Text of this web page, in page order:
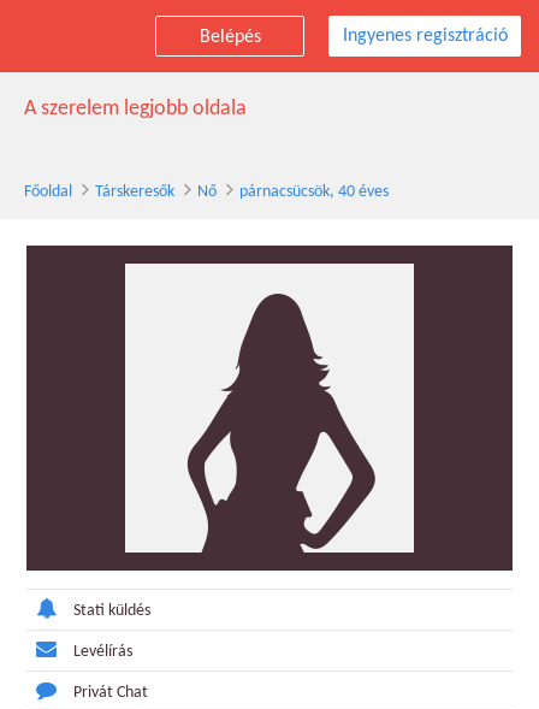
Belépés Ingyenes regisztráció
párnacsücsök társkereső nő, 40 éves
A szerelem legjobb oldala
Főoldal Társkeresők Nő párnacsücsök, 40 éves
Stati küldés
Levélírás
Privát Chat